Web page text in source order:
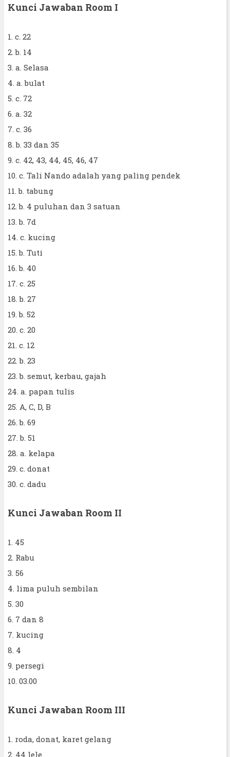
Kunci Jawaban Room I
1. c. 22
2. b. 14
3. a. Selasa
4. a. bulat
5. c. 72
6. a. 32
7. c. 36
8. b. 33 dan 35
9. c. 42, 43, 44, 45, 46, 47
10. c. Tali Nando adalah yang paling pendek
11. b. tabung
12. b. 4 puluhan dan 3 satuan
13. b. 7d
14. c. kucing
15. b. Tuti
16. b. 40
17. c. 25
18. b. 27
19. b. 52
20. c. 20
21. c. 12
22. b. 23
23. b. semut, kerbau, gajah
24. a. papan tulis
25. A, C, D, B
26. b. 69
27. b. 51
28. a. kelapa
29. c. donat
30. c. dadu
Kunci Jawaban Room II
1. 45
2. Rabu
3. 56
4. lima puluh sembilan
5. 30
6. 7 dan 8
7. kucing
8. 4
9. persegi
10. 03.00
Kunci Jawaban Room III
1. roda, donat, karet gelang
2. 44 lele